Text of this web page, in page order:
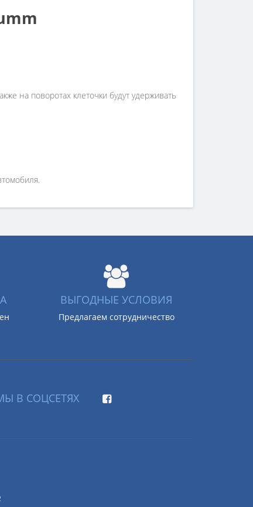
на поворотах клеточки будут удерживать
ВЫГОДНЫЕ УСЛОВИЯ
Предлагаем сотрудничество
В СОЦСЕТЯХ